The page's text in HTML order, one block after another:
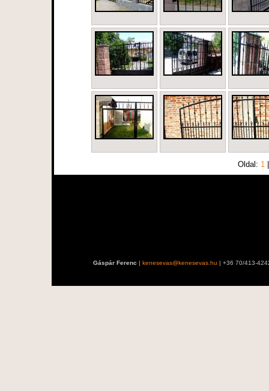
Oldal: 1
Gáspár Ferenc | kenesevas@kenesevas.hu | +36 70/413-